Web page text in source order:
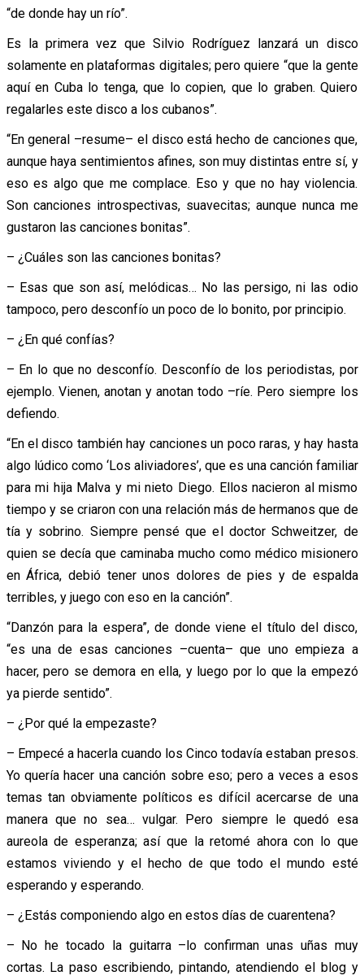
“de donde hay un río”.
Es la primera vez que Silvio Rodríguez lanzará un disco
solamente en plataformas digitales; pero quiere “que la gente
aquí en Cuba lo tenga, que lo copien, que lo graben. Quiero
regalarles este disco a los cubanos”.
“En general –resume– el disco está hecho de canciones que,
aunque haya sentimientos afines, son muy distintas entre sí, y
eso es algo que me complace. Eso y que no hay violencia.
Son canciones introspectivas, suavecitas; aunque nunca me
gustaron las canciones bonitas”.
– ¿Cuáles son las canciones bonitas?
– Esas que son así, melódicas… No las persigo, ni las odio
tampoco, pero desconfío un poco de lo bonito, por principio.
– ¿En qué confías?
– En lo que no desconfío. Desconfío de los periodistas, por
ejemplo. Vienen, anotan y anotan todo –ríe. Pero siempre los
defiendo.
“En el disco también hay canciones un poco raras, y hay hasta
algo lúdico como ‘Los aliviadores’, que es una canción familiar
para mi hija Malva y mi nieto Diego. Ellos nacieron al mismo
tiempo y se criaron con una relación más de hermanos que de
tía y sobrino. Siempre pensé que el doctor Schweitzer, de
quien se decía que caminaba mucho como médico misionero
en África, debió tener unos dolores de pies y de espalda
terribles, y juego con eso en la canción”.
“Danzón para la espera”, de donde viene el título del disco,
“es una de esas canciones –cuenta– que uno empieza a
hacer, pero se demora en ella, y luego por lo que la empezó
ya pierde sentido”.
– ¿Por qué la empezaste?
– Empecé a hacerla cuando los Cinco todavía estaban presos.
Yo quería hacer una canción sobre eso; pero a veces a esos
temas tan obviamente políticos es difícil acercarse de una
manera que no sea… vulgar. Pero siempre le quedó esa
aureola de esperanza; así que la retomé ahora con lo que
estamos viviendo y el hecho de que todo el mundo esté
esperando y esperando.
– ¿Estás componiendo algo en estos días de cuarentena?
– No he tocado la guitarra –lo confirman unas uñas muy
cortas. La paso escribiendo, pintando, atendiendo el blog y